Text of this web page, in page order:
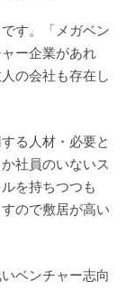
す。「メガベン
ー企業があれ
の会社も存在し
る人材・必要と
社員のいないス
を持ちつつも
ので敷居が高い
ベンチャー志向